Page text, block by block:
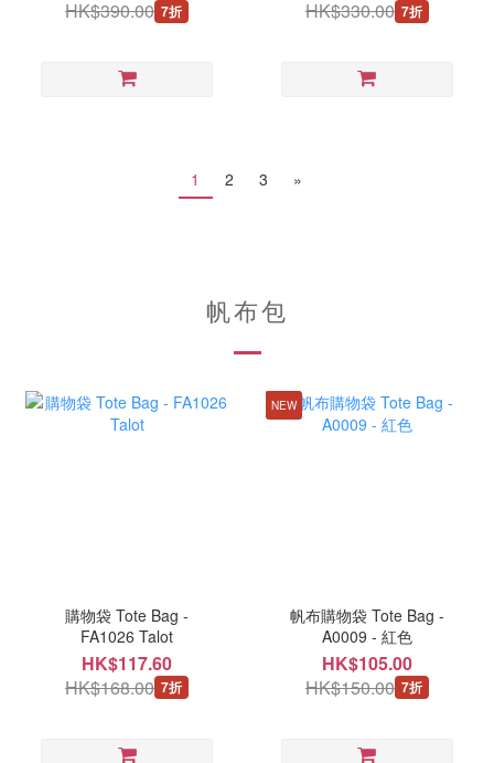
HK$390.00 7折
HK$330.00 7折
1 2 3 »
帆布包
購物袋 Tote Bag -
FA1026 Talot
HK$117.60
HK$168.00 7折
NEW
帆布購物袋 Tote Bag -
A0009 - 紅色
HK$105.00
HK$150.00 7折